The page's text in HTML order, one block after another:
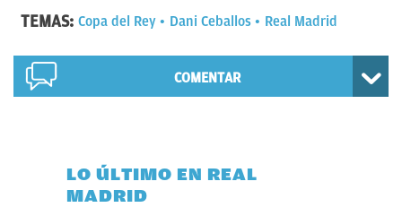
TEMAS: Copa del Rey Dani Ceballos Real Madrid
COMENTAR
LO ÚLTIMO EN REAL
MADRID